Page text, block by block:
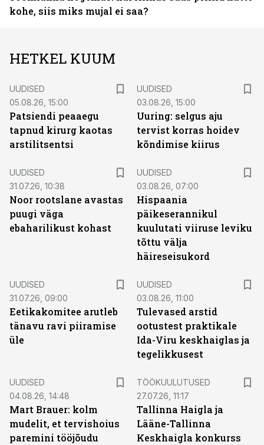
kohe, siis miks mujal ei saa?
HETKEL KUUM
UUDISED
05.08.26, 15:00
Patsiendi peaaegu
tapnud kirurg kaotas
arstilitsentsi
UUDISED
03.08.26, 15:00
Uuring: selgus aju
tervist korras hoidev
kõndimise kiirus
UUDISED
31.07.26, 10:38
Noor rootslane avastas
puugi väga
ebaharilikust kohast
UUDISED
03.08.26, 07:00
Hispaania
päikeserannikul
kuulutati viiruse leviku
tõttu välja
häireseisukord
UUDISED
31.07.26, 09:00
Eetikakomitee arutleb
tänavu ravi piiramise
üle
UUDISED
03.08.26, 11:00
Tulevased arstid
ootustest praktikale
Ida-Viru keskhaiglas ja
tegelikkusest
UUDISED
04.08.26, 14:48
Mart Brauer: kolm
mudelit, et tervishoius
paremini tööjõudu
TÖÖKUULUTUSED
27.07.26, 11:17
Tallinna Haigla ja
Lääne-Tallinna
Keskhaigla konkurss